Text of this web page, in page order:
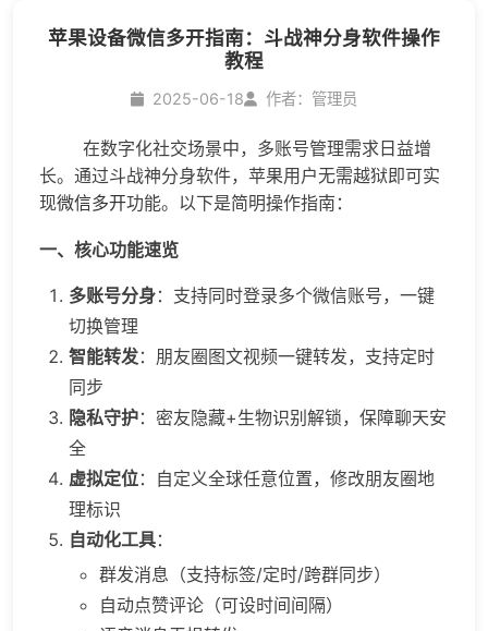
苹果设备微信多开指南：斗战神分身软件操作
教程
2025-06-18 作者：管理员
在数字化社交场景中，多账号管理需求日益增
长。通过斗战神分身软件，苹果用户无需越狱即可实
现微信多开功能。以下是简明操作指南：
一、核心功能速览
多账号分身：支持同时登录多个微信账号，一键
切换管理
智能转发：朋友圈图文视频一键转发，支持定时
同步
隐私守护：密友隐藏+生物识别解锁，保障聊天安
全
虚拟定位：自定义全球任意位置，修改朋友圈地
理标识
自动化工具：
群发消息（支持标签/定时/跨群同步）
自动点赞评论（可设时间间隔）